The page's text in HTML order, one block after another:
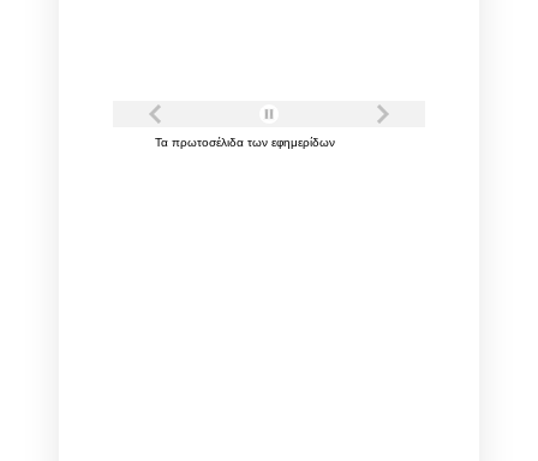
Τα πρωτοσέλιδα των εφημερίδων